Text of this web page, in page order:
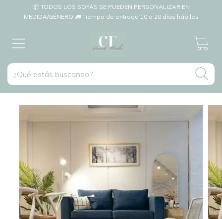
📦 TODOS LOS SOFÁS SE PUEDEN PERSONALIZAR EN
MEDIDA/GÉNERO 🚛 Tiempo de entrega 10 a 20 días hábiles